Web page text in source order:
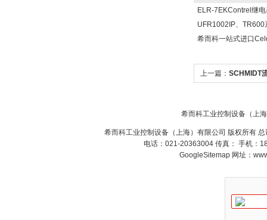
ELR-7EKContrel继
UFR1002IP、TR600
希而科一站式进口
上一篇： SCHMIDT
希而科工业控制设备（上
希而科工业控制设备（上海）有限公司 版权所有
电话：021-20363004 传真： 手机：
GoogleSitemap网址：